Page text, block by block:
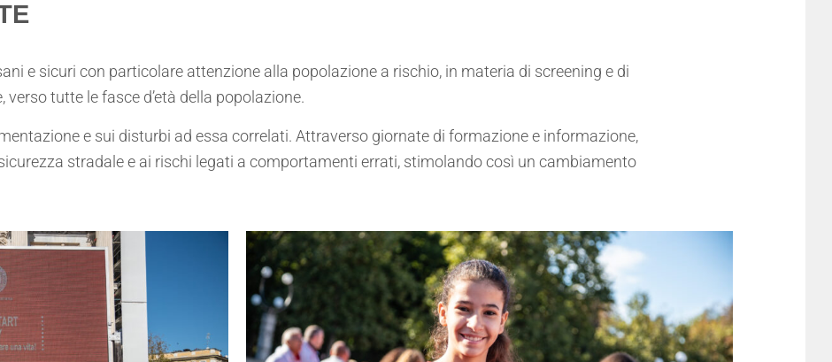
e sicuri con particolare attenzione alla popolazione a rischio, in materia di screening e di
tutte le fasce d’età della popolazione.
e sui disturbi ad essa correlati. Attraverso giornate di formazione e informazione,
stradale e ai rischi legati a comportamenti errati, stimolando così un cambiamento